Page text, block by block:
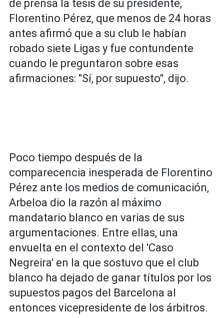
de prensa la tesis de su presidente,
Florentino Pérez, que menos de 24 horas
antes afirmó que a su club le habían
robado siete Ligas y fue contundente
cuando le preguntaron sobre esas
afirmaciones: "Sí, por supuesto", dijo.
Poco tiempo después de la
comparecencia inesperada de Florentino
Pérez ante los medios de comunicación,
Arbeloa dio la razón al máximo
mandatario blanco en varias de sus
argumentaciones. Entre ellas, una
envuelta en el contexto del 'Caso
Negreira' en la que sostuvo que el club
blanco ha dejado de ganar títulos por los
supuestos pagos del Barcelona al
entonces vicepresidente de los árbitros.